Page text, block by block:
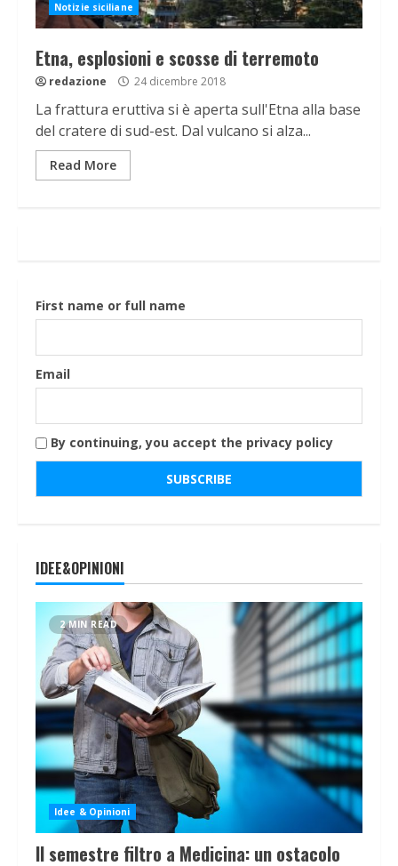
Notizie siciliane
Etna, esplosioni e scosse di terremoto
redazione 24 dicembre 2018
La frattura eruttiva si è aperta sull'Etna alla base
del cratere di sud-est. Dal vulcano si alza...
Read More
First name or full name
Email
By continuing, you accept the privacy policy
IDEE&OPINIONI
2 MIN READ
Idee & Opinioni
Il semestre filtro a Medicina: un ostacolo